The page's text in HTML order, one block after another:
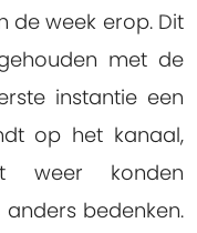
de week erop. Dit
met de
instantie een
op het kanaal,
weer konden
bedenken.